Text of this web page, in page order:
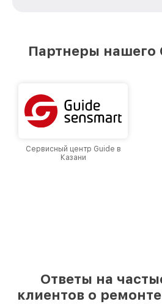
лучшим сервисным
Партнеры нашего
Сервисный центр Guide в
Казани
Ответы на
клиентов о